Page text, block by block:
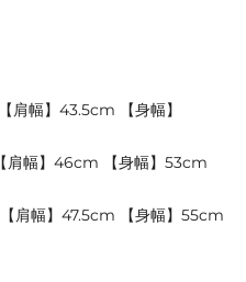
肩幅】43.5cm 【身幅】
肩幅】46cm 【身幅】53cm
肩幅】47.5cm 【身幅】55cm